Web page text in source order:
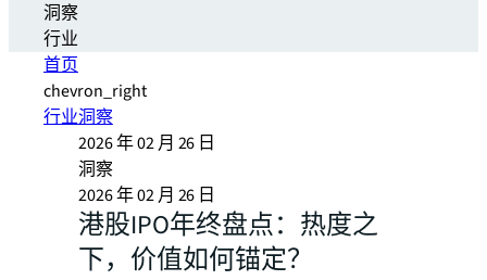
洞察
行业
首页
chevron_right
行业洞察
2026 年 02 月 26 日
洞察
2026 年 02 月 26 日
港股IPO年终盘点：热度之
下，价值如何锚定？